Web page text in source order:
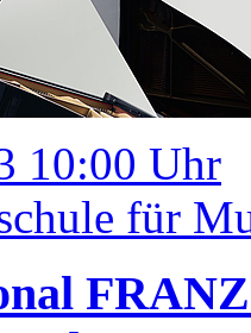
10:00 Uhr
für